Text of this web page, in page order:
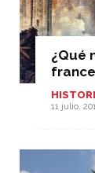
¿Qué
11 julio,